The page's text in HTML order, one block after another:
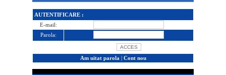
AUTENTIFICARE :
E-mail:
Parola:
Am uitat parola | Cont nou